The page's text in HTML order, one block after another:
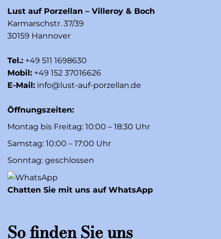
Lust auf Porzellan – Villeroy & Boch
Karmarschstr. 37/39
30159 Hannover
Tel.: +49 511 1698630
Mobil: +49 152 37016626
E-Mail: info@lust-auf-porzellan.de
Öffnungszeiten:
Montag bis Freitag: 10:00 – 18:30 Uhr
Samstag: 10:00 – 17:00 Uhr
Sonntag: geschlossen
Chatten Sie mit uns auf WhatsApp
So finden Sie uns